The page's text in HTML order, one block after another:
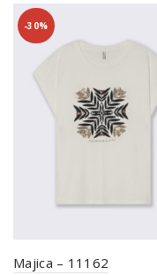
-30%
Majica – 11162